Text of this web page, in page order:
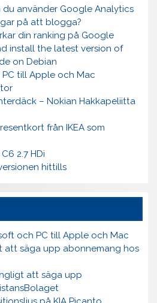
du använder Google Analytics
på att blogga?
din ranking på Google
install the latest version of
on Debian
till Apple och Mac
– Nokian Hakkapeliitta
från IKEA som
2.7 HDi
hittills
och PC till Apple och Mac
att säga upp abonnemang hos
att säga upp